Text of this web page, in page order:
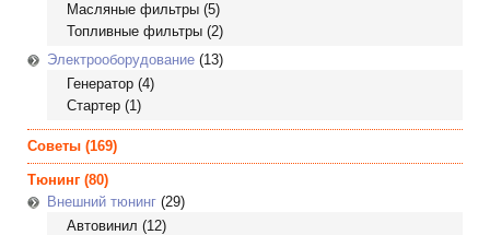
Масляные фильтры (5)
Топливные фильтры (2)
Электрооборудование (13)
Генератор (4)
Стартер (1)
Советы (169)
Тюнинг (80)
Внешний тюнинг (29)
Автовинил (12)